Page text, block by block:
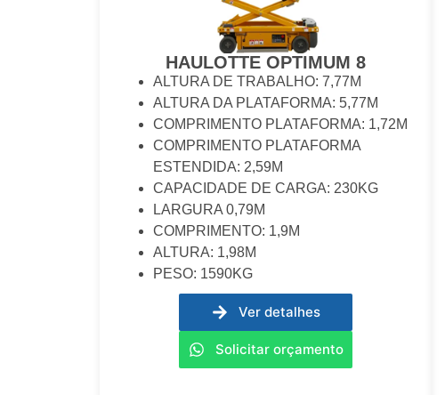
HAULOTTE OPTIMUM 8
ALTURA DE TRABALHO: 7,77M
ALTURA DA PLATAFORMA: 5,77M
COMPRIMENTO PLATAFORMA: 1,72M
COMPRIMENTO PLATAFORMA
ESTENDIDA: 2,59M
CAPACIDADE DE CARGA: 230KG
LARGURA 0,79M
COMPRIMENTO: 1,9M
ALTURA: 1,98M
PESO: 1590KG
Ver detalhes
Solicitar orçamento